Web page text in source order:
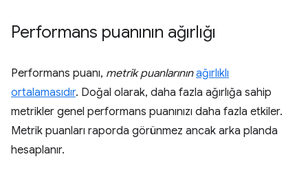
Performans puanının ağırlığı
Performans puanı, metrik puanlarının ağırlıklı
ortalamasıdır. Doğal olarak, daha fazla ağırlığa sahip
metrikler genel performans puanınızı daha fazla etkiler.
Metrik puanları raporda görünmez ancak arka planda
hesaplanır.